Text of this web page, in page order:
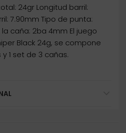
24gr Longitud barril:
7.90mm Tipo de punta:
caña: 2ba 4mm El juego
Black 24g, se compone
1 set de 3 cañas.